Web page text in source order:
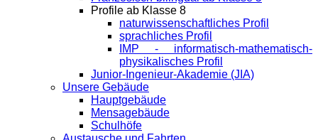
Profile ab Klasse 8
naturwissenschaftliches Profil
sprachliches Profil
IMP - informatisch-mathematisch-
physikalisches Profil
Junior-Ingenieur-Akademie (JIA)
Unsere Gebäude
Hauptgebäude
Mensagebäude
Schulhöfe